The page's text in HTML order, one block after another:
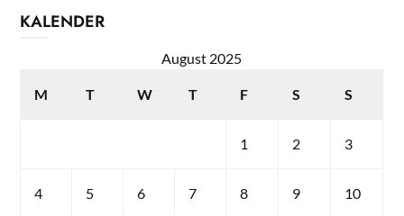
KALENDER
August 2025
M T W T F S S
1 2 3
4 5 6 7 8 9 10